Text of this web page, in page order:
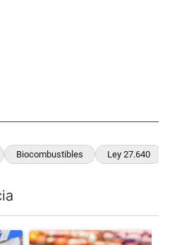
Biocombustibles Ley 27.640
el título "Kicillof apuntó contra
Un artículo de tendencia con